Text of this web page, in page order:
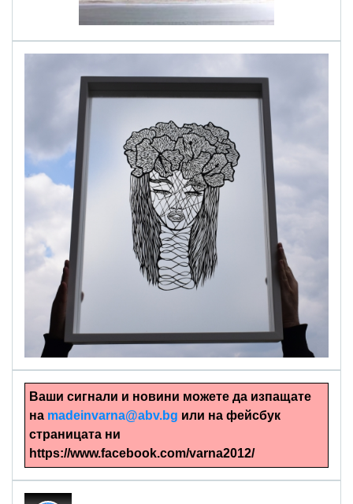
Ръчно изрязани картини
Ваши сигнали и новини можете да изпащате
на madeinvarna@abv.bg или на фейсбук
страницата ни
https://www.facebook.com/varna2012/